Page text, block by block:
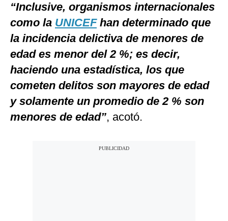
“Inclusive, organismos internacionales
como la UNICEFhan determinado que
la incidencia delictiva de menores de
edad es menor del 2 %; es decir,
haciendo una estadística, los que
cometen delitos son mayores de edad
y solamente un promedio de 2 % son
menores de edad”, acotó.